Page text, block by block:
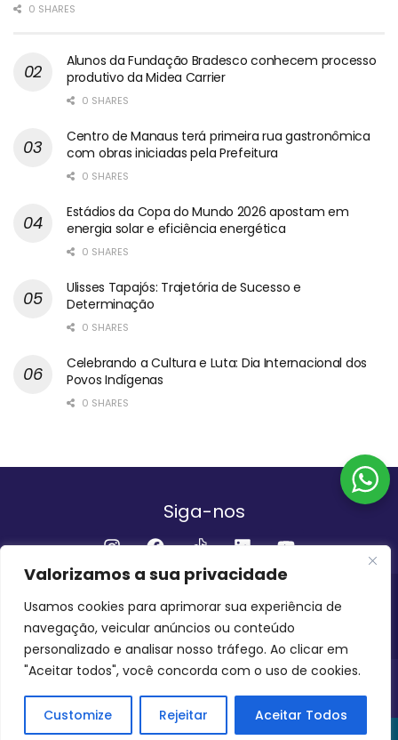
Valorizamos a sua privacidade
Usamos cookies para aprimorar sua experiência de
navegação, veicular anúncios ou conteúdo
personalizado e analisar nosso tráfego. Ao clicar em
"Aceitar todos", você concorda com o uso de cookies.
Customize Rejeitar Aceitar Todos
0 SHARES
Alunos da Fundação Bradesco conhecem processo
produtivo da Midea Carrier
0 SHARES
Centro de Manaus terá primeira rua gastronômica
com obras iniciadas pela Prefeitura
0 SHARES
Estádios da Copa do Mundo 2026 apostam em
energia solar e eficiência energética
0 SHARES
Ulisses Tapajós: Trajetória de Sucesso e
Determinação
0 SHARES
Celebrando a Cultura e Luta: Dia Internacional dos
Povos Indígenas
0 SHARES
Siga-nos
Institucional
QUEM SOMOS FALE CONOSCO
INVEST AMAZÔNIA BRASIL
COPYRIGHT 2024 - 2026